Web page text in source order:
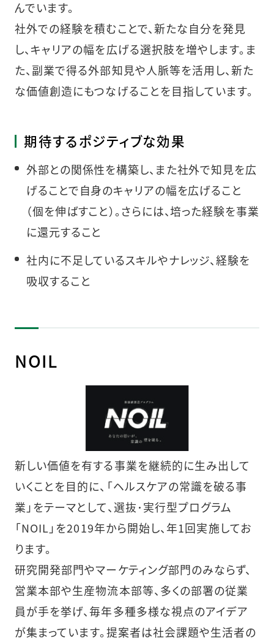
んでいます。
社外での経験を積むことで、新たな自分を発見
し、キャリアの幅を広げる選択肢を増やします。ま
た、副業で得る外部知見や人脈等を活用し、新た
な価値創造にもつなげることを目指しています。
期待するポジティブな効果
外部との関係性を構築し、また社外で知見を広
げることで自身のキャリアの幅を広げること
（個を伸ばすこと）。さらには、培った経験を事業
に還元すること
社内に不足しているスキルやナレッジ、経験を
吸収すること
NOIL
新しい価値を有する事業を継続的に生み出して
いくことを目的に、「ヘルスケアの常識を破る事
業」をテーマとして、選抜･実行型プログラム
「NOIL」を2019年から開始し、年1回実施してお
ります。
研究開発部門やマーケティング部門のみならず、
営業本部や生産物流本部等、多くの部署の従業
員が手を挙げ、毎年多種多様な視点のアイデア
が集まっています。提案者は社会課題や生活者の